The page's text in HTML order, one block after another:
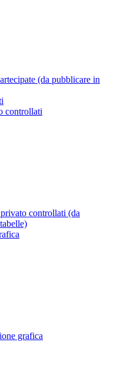
(da pubblicare in
controllati
controllati (da
grafica